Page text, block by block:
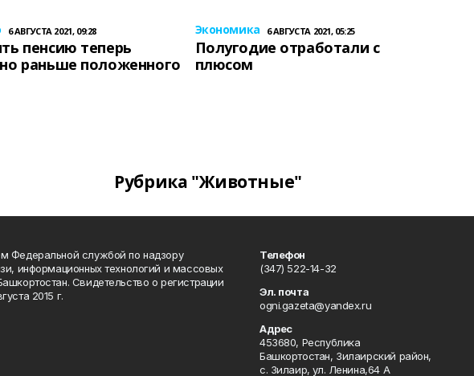
6 АВГУСТА 2021, 09:28
пенсию теперь
раньше положенного
Экономика 6 АВГУСТА 2021, 05:25
Полугодие отработали с
плюсом
Рубрика "Животные"
Федеральной службой по надзору
информационных технологий и массовых
Свидетельство о регистрации
2015 г.
Телефон
(347) 522-14-32
Эл. почта
ogni.gazeta@yandex.ru
Адрес
453680, Республика
Башкортостан, Зилаирский район,
с. Зилаир, ул. Ленина,64 А